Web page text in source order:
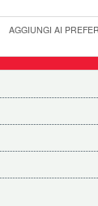
AGGIUNGI AI